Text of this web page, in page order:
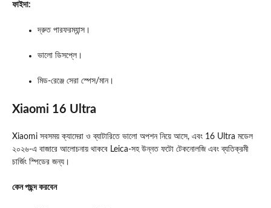
ফাইদা:
দ্রুত পারফরম্যান্স।
ভালো ডিসপ্লে।
মিড‑রেঞ্জে সেরা স্পেস/মান।
Xiaomi 16 Ultra
Xiaomi সবসময় ক্যামেরা ও ব্যাটারিতে ভালো অপশন নিয়ে আসে, এবং 16 Ultra মডেল
২০২৬‑এ বাজারে আলোচনায় থাকবে Leica‑সহ উন্নত ফটো টেকনোলজি এবং ব্যতিক্রমী
চার্জিং স্পিডের জন্য।
কেন পছন্দ করবেন